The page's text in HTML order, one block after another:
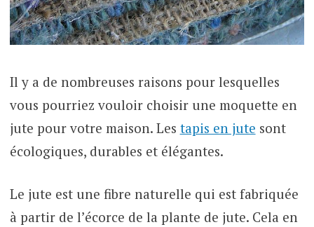
Il y a de nombreuses raisons pour lesquelles
vous pourriez vouloir choisir une moquette en
jute pour votre maison. Les tapis en jute sont
écologiques, durables et élégantes.
Le jute est une fibre naturelle qui est fabriquée
à partir de l’écorce de la plante de jute. Cela en